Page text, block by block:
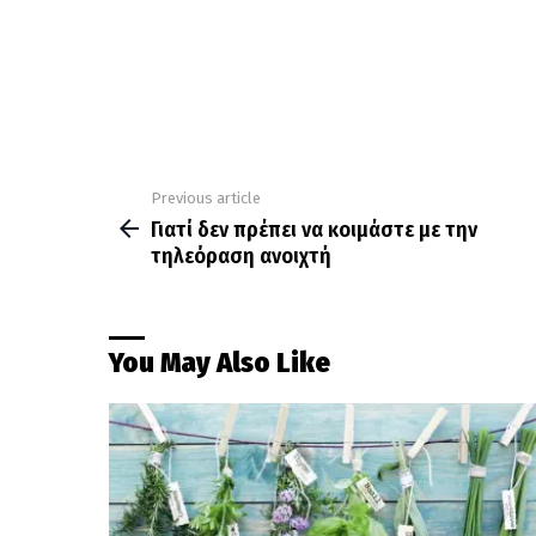
more
Previous article
Γιατί δεν πρέπει να κοιμάστε με την
τηλεόραση ανοιχτή
You May Also Like